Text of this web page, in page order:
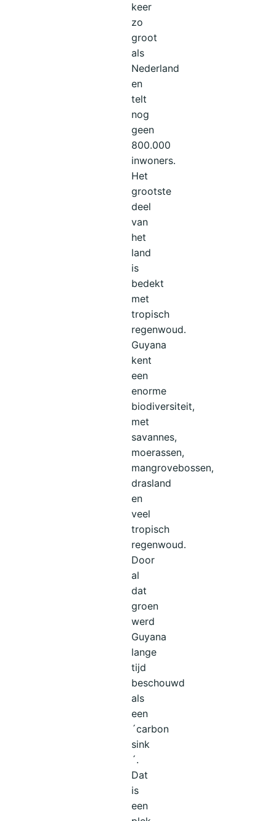
keer
zo
groot
als
Nederland
en
telt
nog
geen
800.000
inwoners.
Het
grootste
deel
van
het
land
is
bedekt
met
tropisch
regenwoud.
Guyana
kent
een
enorme
biodiversiteit,
met
savannes,
moerassen,
mangrovebossen,
drasland
en
veel
tropisch
regenwoud.
Door
al
dat
groen
werd
Guyana
lange
tijd
beschouwd
als
een
´carbon
sink
´.
Dat
is
een